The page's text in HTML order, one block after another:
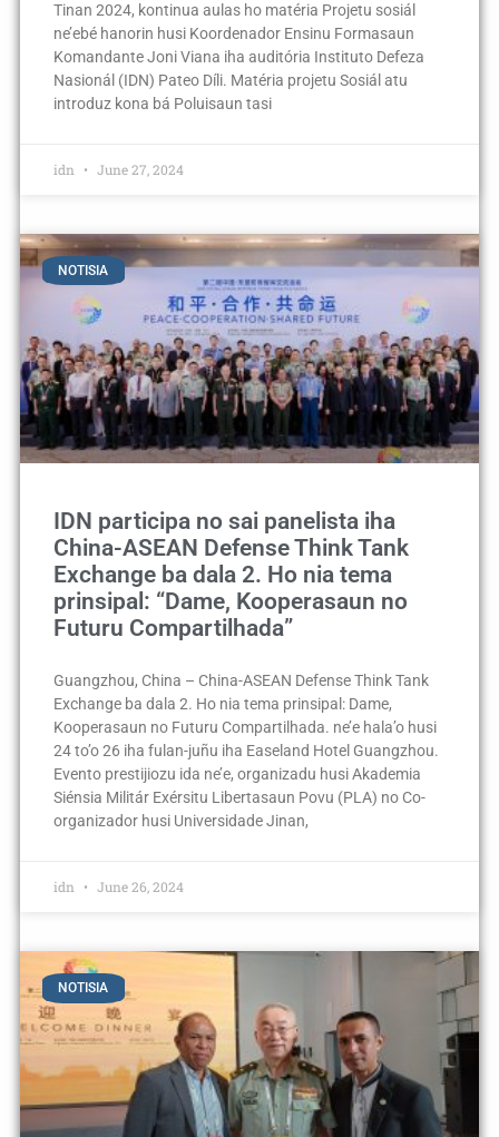
Tinan 2024, kontinua aulas ho matéria Projetu sosiál
ne’ebé hanorin husi Koordenador Ensinu Formasaun
Komandante Joni Viana iha auditória Instituto Defeza
Nasionál (IDN) Pateo Díli. Matéria projetu Sosiál atu
introduz kona bá Poluisaun tasi
idn June 27, 2024
NOTISIA
IDN participa no sai panelista iha
China-ASEAN Defense Think Tank
Exchange ba dala 2. Ho nia tema
prinsipal: “Dame, Kooperasaun no
Futuru Compartilhada”
Guangzhou, China – China-ASEAN Defense Think Tank
Exchange ba dala 2. Ho nia tema prinsipal: Dame,
Kooperasaun no Futuru Compartilhada. ne’e hala’o husi
24 to’o 26 iha fulan-juñu iha Easeland Hotel Guangzhou.
Evento prestijiozu ida ne’e, organizadu husi Akademia
Siénsia Militár Exérsitu Libertasaun Povu (PLA) no Co-
organizador husi Universidade Jinan,
idn June 26, 2024
NOTISIA